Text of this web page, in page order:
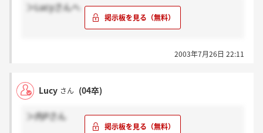
＞Lucyさんへ
2003年7月26日 22:11
Lucy さん (04卒)
＞内Pさん